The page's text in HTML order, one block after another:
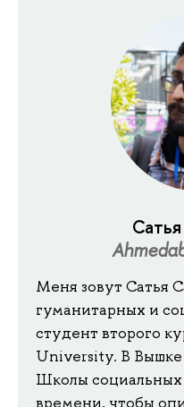
Меня зовут Сатья
гуманитарных и
студент второго
University. В Вышке
Школы
времени, чтобы